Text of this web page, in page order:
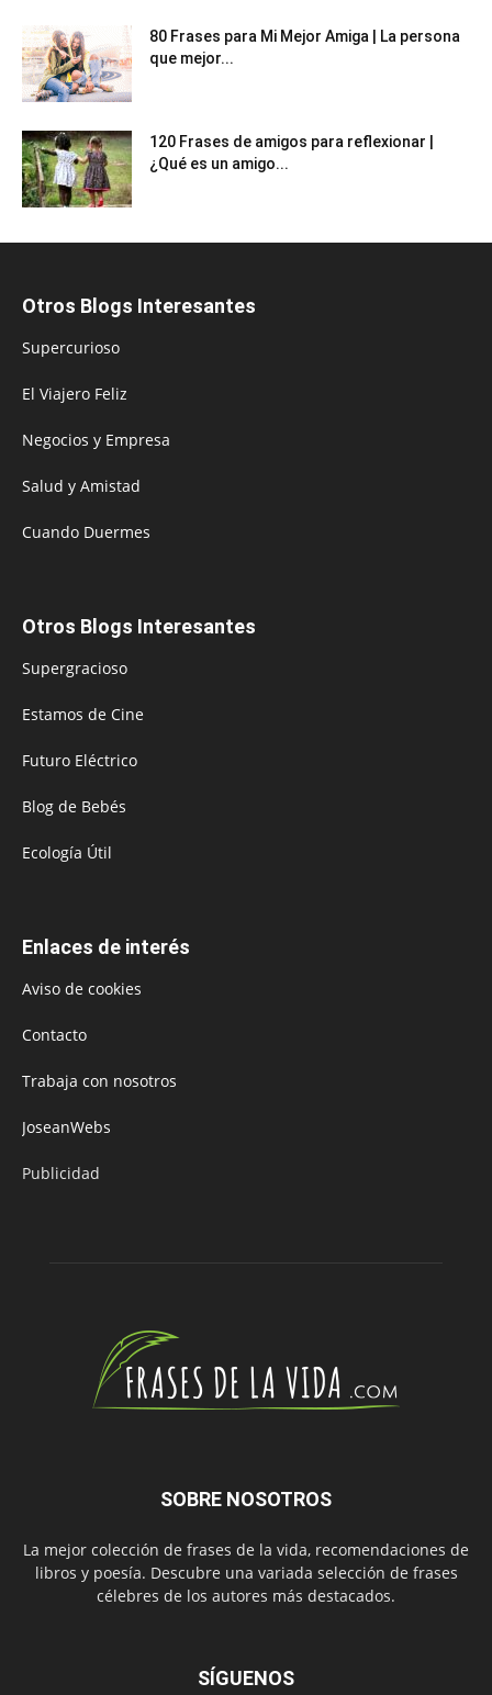
80 Frases para Mi Mejor Amiga | La persona
que mejor...
120 Frases de amigos para reflexionar |
¿Qué es un amigo...
Otros Blogs Interesantes
Supercurioso
El Viajero Feliz
Negocios y Empresa
Salud y Amistad
Cuando Duermes
Otros Blogs Interesantes
Supergracioso
Estamos de Cine
Futuro Eléctrico
Blog de Bebés
Ecología Útil
Enlaces de interés
Aviso de cookies
Contacto
Trabaja con nosotros
JoseanWebs
Publicidad
SOBRE NOSOTROS
La mejor colección de frases de la vida, recomendaciones de
libros y poesía. Descubre una variada selección de frases
célebres de los autores más destacados.
SÍGUENOS